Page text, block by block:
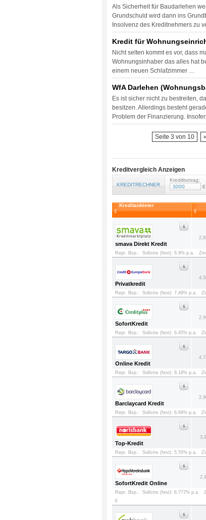
Als Sicherheit für Baudarlehen
Grundschuld wird dann ins
Insolvenz des Kreditnehmers zu
Kredit für
Nicht selten kommt es vor, dass
Wohnungsinhaber das alles hat
einem neuen Schlafzimmer …
WfA Darlehen
Es ist sicher nicht zu bestreiten,
besitzen. Allerdings besteht
Problem der Finanzierung.
Seite 3 von 10 «
Kreditvergleich Anzeigen
KREDITRECHNER
Kreditbetrag:
€
Kreditanbieter
smava Direkt Kredit
Repr. Bsp.: Sollzins (fest): 6,9% p.a.
Privatkredit
Repr. Bsp.: Sollzins (fest): 7,49% p.a.
SofortKredit
Repr. Bsp.: Sollzins (fest): 6,45% p.a.
Online Kredit
Repr. Bsp.: Sollzins (fest): 8,18% p.a.
Barclaycard Kredit
Repr. Bsp.: Sollzins (fest): 6,69% p.a.
Top-Kredit
Repr. Bsp.: Sollzins (fest): 5,55% p.a.
SofortKredit Online
Repr. Bsp.: Sollzins (fest): 6,777% p.a.
€